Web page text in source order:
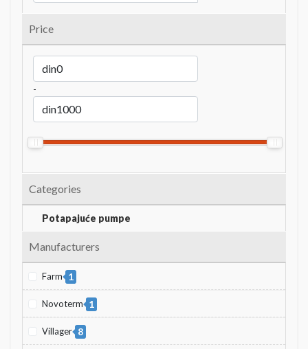
Price
-
Categories
Potapajuće pumpe
Manufacturers
Farm 1
Novoterm 1
Villager 8